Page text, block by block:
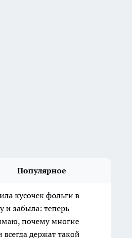
Популярное
кусочек фольги в
и забыла: теперь
почему многие
держат такой